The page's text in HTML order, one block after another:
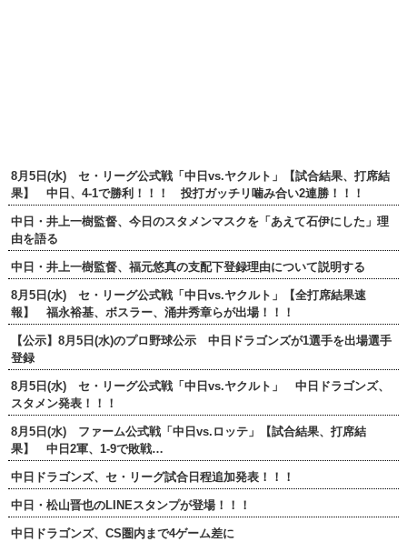
8月5日(水) セ・リーグ公式戦「中日vs.ヤクルト」【試合結果、打席結
果】 中日、4-1で勝利！！！ 投打ガッチリ噛み合い2連勝！！！
中日・井上一樹監督、今日のスタメンマスクを「あえて石伊にした」理
由を語る
中日・井上一樹監督、福元悠真の支配下登録理由について説明する
8月5日(水) セ・リーグ公式戦「中日vs.ヤクルト」【全打席結果速
報】 福永裕基、ボスラー、涌井秀章らが出場！！！
【公示】8月5日(水)のプロ野球公示 中日ドラゴンズが1選手を出場選手
登録
8月5日(水) セ・リーグ公式戦「中日vs.ヤクルト」 中日ドラゴンズ、
スタメン発表！！！
8月5日(水) ファーム公式戦「中日vs.ロッテ」【試合結果、打席結
果】 中日2軍、1-9で敗戦…
中日ドラゴンズ、セ・リーグ試合日程追加発表！！！
中日・松山晋也のLINEスタンプが登場！！！
中日ドラゴンズ、CS圏内まで4ゲーム差に